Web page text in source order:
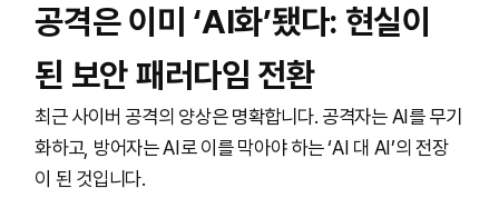
공격은 이미 ‘AI화’됐다: 현실이
된 보안 패러다임 전환
최근 사이버 공격의 양상은 명확합니다. 공격자는 AI를 무기
화하고, 방어자는 AI로 이를 막아야 하는 ‘AI 대 AI’의 전장
이 된 것입니다.